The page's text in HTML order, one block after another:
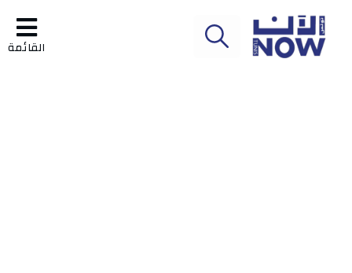
القائمة